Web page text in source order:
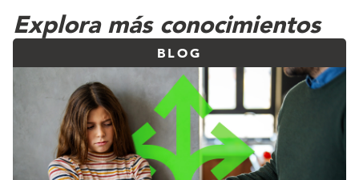
Explora más conocimientos
BLOG